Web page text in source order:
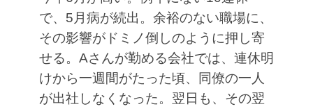
で、5月病が続出。余裕のない職場に、
その影響がドミノ倒しのように押し寄
せる。Aさんが勤める会社では、連休明
けから一週間がたった頃、同僚の一人
が出社しなくなった。翌日も、その翌